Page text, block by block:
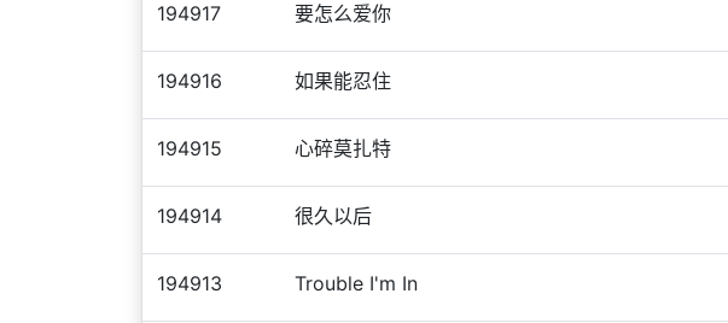
194917 要怎么爱你
194916 如果能忍住
194915 心碎莫扎特
194914 很久以后
194913 Trouble I'm In